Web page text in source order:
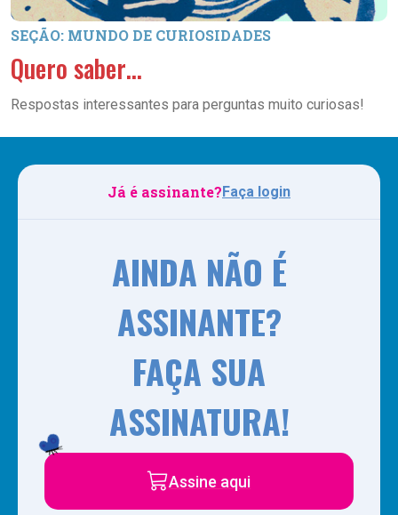
SEÇÃO: MUNDO DE CURIOSIDADES
Quero saber…
Respostas interessantes para perguntas muito curiosas!
Já é assinante?Faça login
AINDA NÃO É
ASSINANTE?
FAÇA SUA
ASSINATURA!
Assine aqui